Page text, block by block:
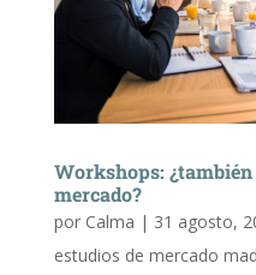
Workshops:
mercado?
por Calma | 31 agosto,
estudios de mercado